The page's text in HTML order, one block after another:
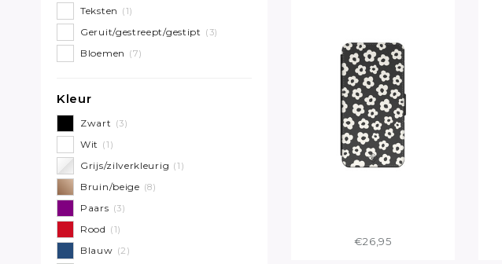
Teksten (1)
Geruit/gestreept/gestipt (3)
Bloemen (7)
Kleur
Zwart (3)
Wit (1)
Grijs/zilverkleurig (1)
Bruin/beige (8)
Paars (3)
Rood (1)
Blauw (2)
€26,95